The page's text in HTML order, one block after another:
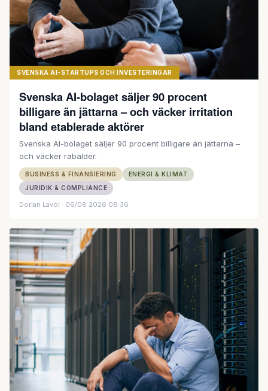
SVENSKA AI-STARTUPS OCH INVESTERINGAR
Svenska AI-bolaget säljer 90 procent
billigare än jättarna – och väcker irritation
bland etablerade aktörer
Svenska AI-bolaget säljer 90 procent billigare än jättarna –
och väcker rabalder.
BUSINESS & FINANSIERING
ENERGI & KLIMAT
JURIDIK & COMPLIANCE
Dorian Lavol · 06/08 2026 08:36